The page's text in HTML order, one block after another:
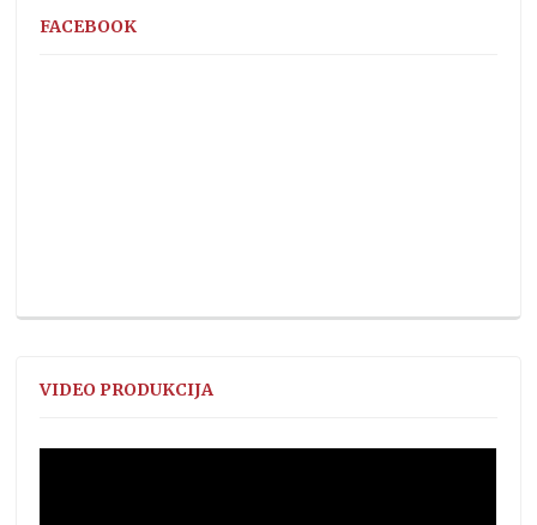
FACEBOOK
VIDEO PRODUKCIJA